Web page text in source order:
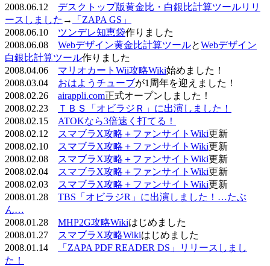
2008.06.12 デスクトップ版黄金比・白銀比計算ツールリリ
ースしました →
「ZAPA GS」
2008.06.10 ツンデレ知恵袋作りました
2008.06.08 Webデザイン黄金比計算ツールとWebデザイン
白銀比計算ツール作りました
2008.04.06 マリオカートWii攻略Wiki始めました！
2008.03.04 おはようチューブが1周年を迎えました！
2008.02.26 airappli.com正式オープンしました！
2008.02.23
ＴＢＳ「オビラジＲ」に出演しました！
2008.02.15 ATOKなら3倍速く打てる！
2008.02.12
スマブラX攻略＋ファンサイトWiki更新
2008.02.10
スマブラX攻略＋ファンサイトWiki更新
2008.02.08
スマブラX攻略＋ファンサイトWiki更新
2008.02.04
スマブラX攻略＋ファンサイトWiki更新
2008.02.03
スマブラX攻略＋ファンサイトWiki更新
2008.01.28 TBS「オビラジR」に出演しました！…たぶ
ん…
2008.01.28 MHP2G攻略Wikiはじめました
2008.01.27
スマブラX攻略Wikiはじめました
2008.01.14
「ZAPA PDF READER DS」リリースしまし
た！